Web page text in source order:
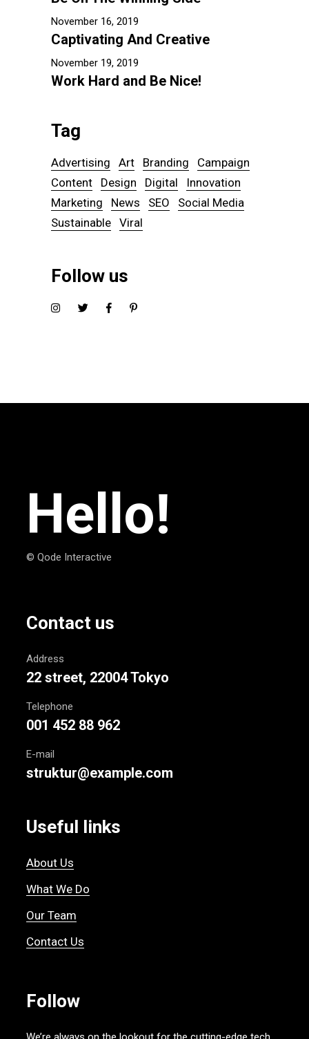
November 16, 2019
Captivating And Creative
November 19, 2019
Work Hard and Be Nice!
Tag
Advertising Art Branding
Campaign
Content
Design Digital
Innovation
Marketing
News SEO
Social Media
Sustainable Viral
Follow us
Hello!
© Qode Interactive
Contact us
Address
22 street, 22004 Tokyo
Telephone
001 452 88 962
E-mail
struktur@example.com
Useful links
About Us
What We Do
Our Team
Contact Us
Follow